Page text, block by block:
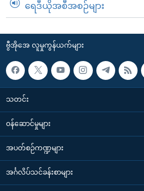
ရေဒီယိုအစီအစဉ်များ
ဗွီအိုအေ လူမှုကွန်ယက်များ
သတင်း
၀န်ဆောင်မှုများ
အပတ်စဉ်ကဏ္ဍများ
အင်္ဂလိပ်သင်ခန်းစာများ